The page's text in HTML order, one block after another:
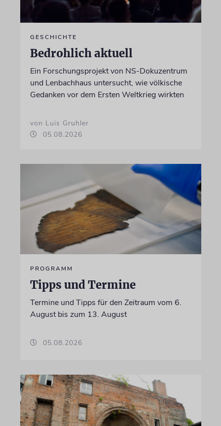
GESCHICHTE
Bedrohlich aktuell
Ein Forschungsprojekt von NS-Dokuzentrum
und Lenbachhaus untersucht, wie völkische
Gedanken vor dem Ersten Weltkrieg wirkten
von Luis Gruhler
05.08.2026
PROGRAMM
Tipps und Termine
Termine und Tipps für den Zeitraum vom 6.
August bis zum 13. August
05.08.2026